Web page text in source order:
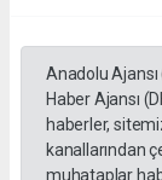
Anadolu
Haber Ajansı
haberler,
kanallarından
muhataplar